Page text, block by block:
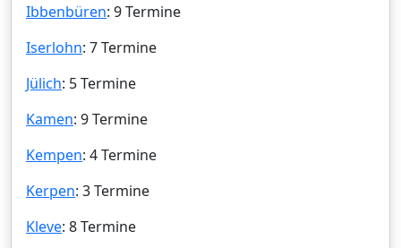
Ibbenbüren: 9 Termine
Iserlohn: 7 Termine
Jülich: 5 Termine
Kamen: 9 Termine
Kempen: 4 Termine
Kerpen: 3 Termine
Kleve: 8 Termine